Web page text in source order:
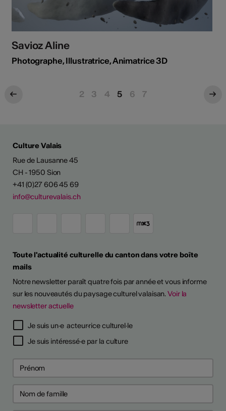
D'ARTISTES
Savioz Aline
Photographe, Illustratrice, Animatrice 3D
2 3 4 5 6 7
Culture Valais
Rue de Lausanne 45
CH - 1950 Sion
+41 (0)27 606 45 69
info@culturevalais.ch
Toute l'actualité culturelle du canton dans votre boîte
mails
Notre newsletter paraît quatre fois par année et vous informe
sur les nouveautés du paysage culturel valaisan.Voir la
newsletter actuelle
Je suis un·e acteur·rice culturel·le
Je suis intéressé·e par la culture